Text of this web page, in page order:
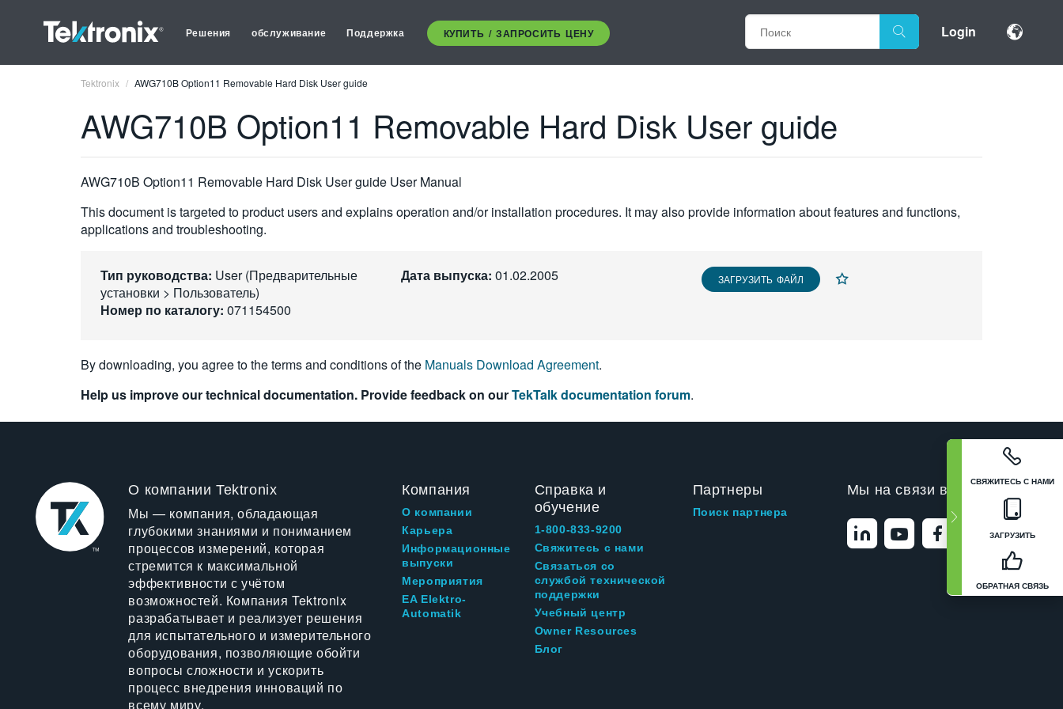
Решения обслуживание Поддержка КУПИТЬ / ЗАПРОСИТЬ ЦЕНУ Login
СВЯЖИТЕСЬ С НАМИ
ЗАГРУЗИТЬ
ОБРАТНАЯ СВЯЗЬ
Tektronix AWG710B Option11 Removable Hard Disk User guide
AWG710B Option11 Removable Hard Disk User guide
AWG710B Option11 Removable Hard Disk User guide User Manual
This document is targeted to product users and explains operation and/or installation procedures. It may also provide information about features and functions,
applications and troubleshooting.
Тип руководства: User (Предварительные
установки > Пользователь)
Номер по каталогу: 071154500
Дата выпуска: 01.02.2005 ЗАГРУЗИТЬ ФАЙЛ
By downloading, you agree to the terms and conditions of the Manuals Download Agreement.
Help us improve our technical documentation. Provide feedback on ourTekTalk documentation forum.
О компании Tektronix
Мы — компания, обладающая
глубокими знаниями и пониманием
процессов измерений, которая
стремится к максимальной
эффективности с учётом
возможностей. Компания Tektronix
разрабатывает и реализует решения
для испытательного и измерительного
оборудования, позволяющие обойти
вопросы сложности и ускорить
процесс внедрения инноваций по
всему миру.
Компания
О компании
Карьера
Информационные
выпуски
Мероприятия
EA Elektro-
Automatik
Справка и
обучение
1-800-833-9200
Свяжитесь с нами
Связаться со
службой технической
поддержки
Учебный центр
Owner Resources
Блог
Партнеры
Поиск партнера
Мы на связи в